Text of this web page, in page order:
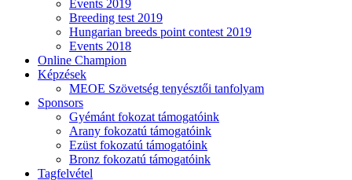
Events 2019
Breeding test 2019
Hungarian breeds point contest 2019
Events 2018
Online Champion
Képzések
MEOE Szövetség tenyésztői tanfolyam
Sponsors
Gyémánt fokozat támogatóink
Arany fokozatú támogatóink
Ezüst fokozatú támogatóink
Bronz fokozatú támogatóink
Tagfelvétel